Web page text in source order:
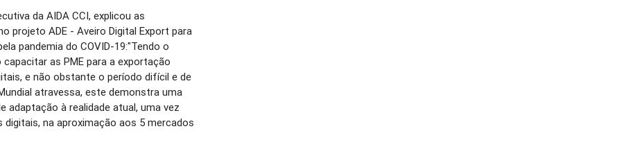
da AIDA CCI, explicou as
projeto ADE - Aveiro Digital Export para
pandemia do COVID-19:"Tendo o
as PME para a exportação
e não obstante o período difícil e de
atravessa, este demonstra uma
adaptação à realidade atual, uma vez
digitais, na aproximação aos 5 mercados